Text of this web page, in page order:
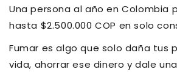
Una persona al año en Colombia
hasta $2.500.000 COP en solo
Fumar es algo que solo daña tus
vida, ahorrar ese dinero y dale